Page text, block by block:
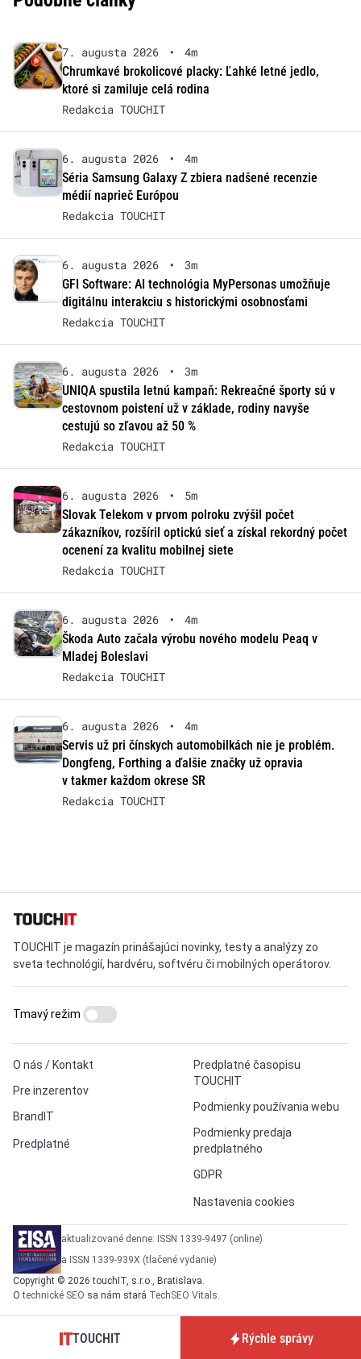
7. augusta 2026 •
4m
Chrumkavé brokolicové placky: Ľahké letné jedlo,
ktoré si zamiluje celá rodina
Redakcia TOUCHIT
6. augusta 2026 •
4m
Séria Samsung Galaxy Z zbiera nadšené recenzie
médií naprieč Európou
Redakcia TOUCHIT
6. augusta 2026 •
3m
GFI Software: AI technológia MyPersonas umožňuje
digitálnu interakciu s historickými osobnosťami
Redakcia TOUCHIT
6. augusta 2026 •
3m
UNIQA spustila letnú kampaň: Rekreačné športy sú v
cestovnom poistení už v základe, rodiny navyše
cestujú so zľavou až 50 %
Redakcia TOUCHIT
6. augusta 2026 •
5m
Slovak Telekom v prvom polroku zvýšil počet
zákazníkov, rozšíril optickú sieť a získal rekordný počet
ocenení za kvalitu mobilnej siete
Redakcia TOUCHIT
6. augusta 2026 •
4m
Škoda Auto začala výrobu nového modelu Peaq v
Mladej Boleslavi
Redakcia TOUCHIT
6. augusta 2026 •
4m
Servis už pri čínskych automobilkách nie je problém.
Dongfeng, Forthing a ďalšie značky už opravia
v takmer každom okrese SR
Redakcia TOUCHIT
TOUCHIT je magazín prinášajúci novinky, testy a analýzy zo
sveta technológií, hardvéru, softvéru či mobilných operátorov.
O nás / Kontakt
Pre inzerentov
BrandIT
Predplatné
Predplatné časopisu
TOUCHIT
Podmienky používania webu
Podmienky predaja
predplatného
GDPR
Nastavenia cookies
Tmavý režim
aktualizované denne: ISSN 1339-9497 (online)
a ISSN 1339-939X (tlačené vydanie)
Copyright © 2026 touchIT, s.r.o., Bratislava.
Otechnické SEO sa nám stará TechSEO Vitals.
TOUCHIT Rýchle správy